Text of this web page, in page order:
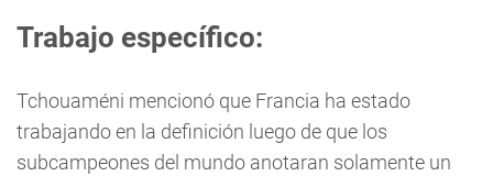
Trabajo específico:
Tchouaméni mencionó que Francia ha estado
trabajando en la definición luego de que los
subcampeones del mundo anotaran solamente un